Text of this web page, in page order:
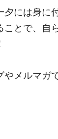
には身
とで、自
メルマガ